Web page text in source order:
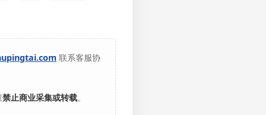
联系客服协
禁止商业采集或转载。